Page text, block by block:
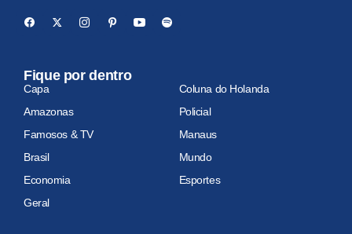
Fique por dentro
Capa
Coluna do Holanda
Amazonas
Policial
Famosos & TV
Manaus
Brasil
Mundo
Economia
Esportes
Geral